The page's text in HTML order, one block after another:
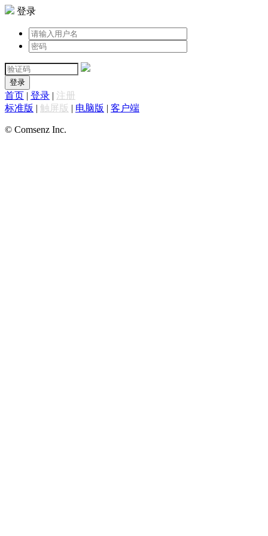
登录
登录
首页 | 登录 | 注册
标准版 | 触屏版 | 电脑版 | 客户端
© Comsenz Inc.